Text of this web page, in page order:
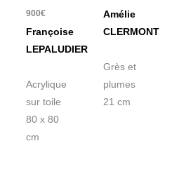
900€
Françoise
LEPALUDIER
Acrylique
sur toile
80 x 80
cm
Amélie
CLERMONT
Grès et
plumes
21 cm